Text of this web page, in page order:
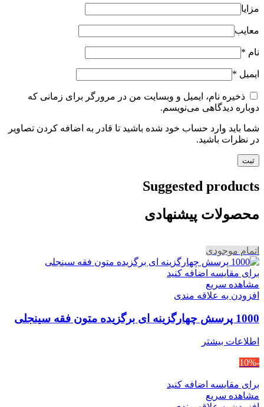
مزایا
معایب
نام *
ایمیل *
ذخیره نام، ایمیل و وبسایت من در مرورگر برای زمانی که
دوباره دیدگاهی می‌نویسم.
شما باید وارد حساب خود شده باشید تا قادر به اضافه کردن تصاویر
در نظرات باشید.
Suggested products
محصولات پیشنهادی
اتمام موجودی
برای مقایسه اضافه کنید
مشاهده سریع
افزودن به علاقه مندی
1000 پرسش چهارگزینه ای برگزیده متون فقه سینجلی
اطلاعات بیشتر
-10%
برای مقایسه اضافه کنید
مشاهده سریع